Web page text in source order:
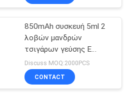
λοβών
850mAh συσκευή 5ml 2
λοβών μανδρών
τσιγάρων γεύσης Ε
φρούτων σε 1
Discuss MOQ:2000PCS
CONTACT